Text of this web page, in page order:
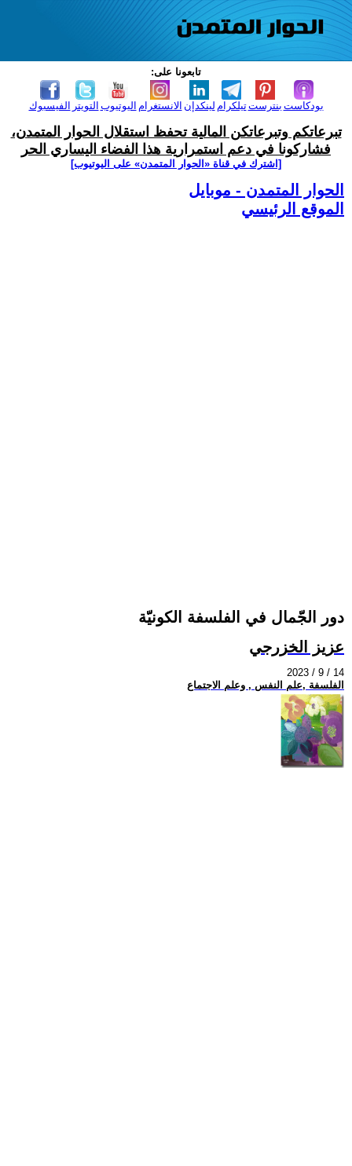
تابعونا على:
الفيسبوك التويتر اليوتيوب الانستغرام لينكدإن تيلكرامبنترست بودكاست
تبرعاتكم وتبرعاتكن المالية تحفظ استقلال الحوار المتمدن،
فشاركونا في دعم استمرارية هذا الفضاء اليساري الحر
[اشترك في قناة ‫«الحوار المتمدن» على اليوتيوب]
الحوار المتمدن - موبايل
الموقع الرئيسي
دور الجّمال في الفلسفة الكونيّة
عزيز الخزرجي
2023 / 9 / 14
الفلسفة ,علم النفس , وعلم الاجتماع